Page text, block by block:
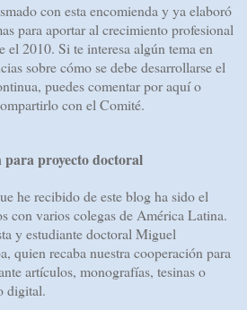
con esta encomienda y ya elaboró
para aportar al crecimiento profesional
el 2010. Si te interesa algún tema en
sobre cómo se debe desarrollarse el
puedes comentar por aquí o
con el Comité.
proyecto doctoral
he recibido de este blog ha sido el
con varios colegas de América Latina.
y estudiante doctoral Miguel
quien recaba nuestra cooperación para
artículos, monografías, tesinas o
digital.